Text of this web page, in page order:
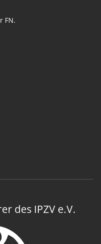
FN.
des IPZV e.V.